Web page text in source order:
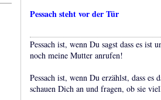
Pessach steht vor der Tür
Pessach ist, wenn Du sagst dass es
noch meine Mutter anrufen!
Pessach ist, wenn Du erzählst, dass es
schauen Dich an und fragen, ob sie